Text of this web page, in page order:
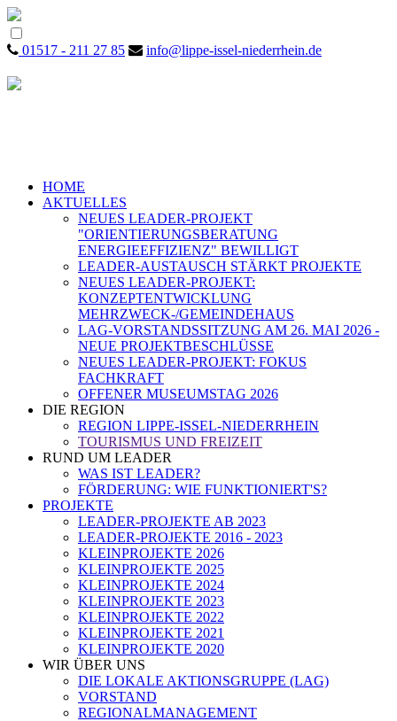
01517 - 211 27 85 info@lippe-issel-niederrhein.de
HOME
AKTUELLES
NEUES LEADER-PROJEKT
"ORIENTIERUNGSBERATUNG
ENERGIEEFFIZIENZ" BEWILLIGT
LEADER-AUSTAUSCH STÄRKT PROJEKTE
NEUES LEADER-PROJEKT:
KONZEPTENTWICKLUNG
MEHRZWECK-/GEMEINDEHAUS
LAG-VORSTANDSSITZUNG AM 26. MAI 2026 -
NEUE PROJEKTBESCHLÜSSE
NEUES LEADER-PROJEKT: FOKUS
FACHKRAFT
OFFENER MUSEUMSTAG 2026
DIE REGION
REGION LIPPE-ISSEL-NIEDERRHEIN
TOURISMUS UND FREIZEIT
RUND UM LEADER
WAS IST LEADER?
FÖRDERUNG: WIE FUNKTIONIERT'S?
PROJEKTE
LEADER-PROJEKTE AB 2023
LEADER-PROJEKTE 2016 - 2023
KLEINPROJEKTE 2026
KLEINPROJEKTE 2025
KLEINPROJEKTE 2024
KLEINPROJEKTE 2023
KLEINPROJEKTE 2022
KLEINPROJEKTE 2021
KLEINPROJEKTE 2020
WIR ÜBER UNS
DIE LOKALE AKTIONSGRUPPE (LAG)
VORSTAND
REGIONALMANAGEMENT